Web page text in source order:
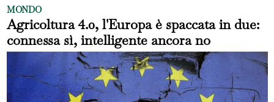
MONDO
Agricoltura 4.0, l'Europa è spaccata in due:
connessa sì, intelligente ancora no